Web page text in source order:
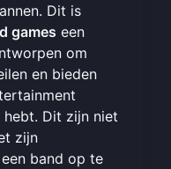
Dit is
games een
om
en bieden
Dit zijn niet
zijn
band op te